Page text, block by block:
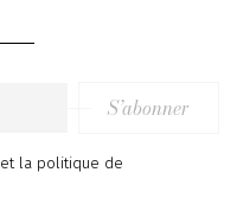
S’abonner
et la politique de